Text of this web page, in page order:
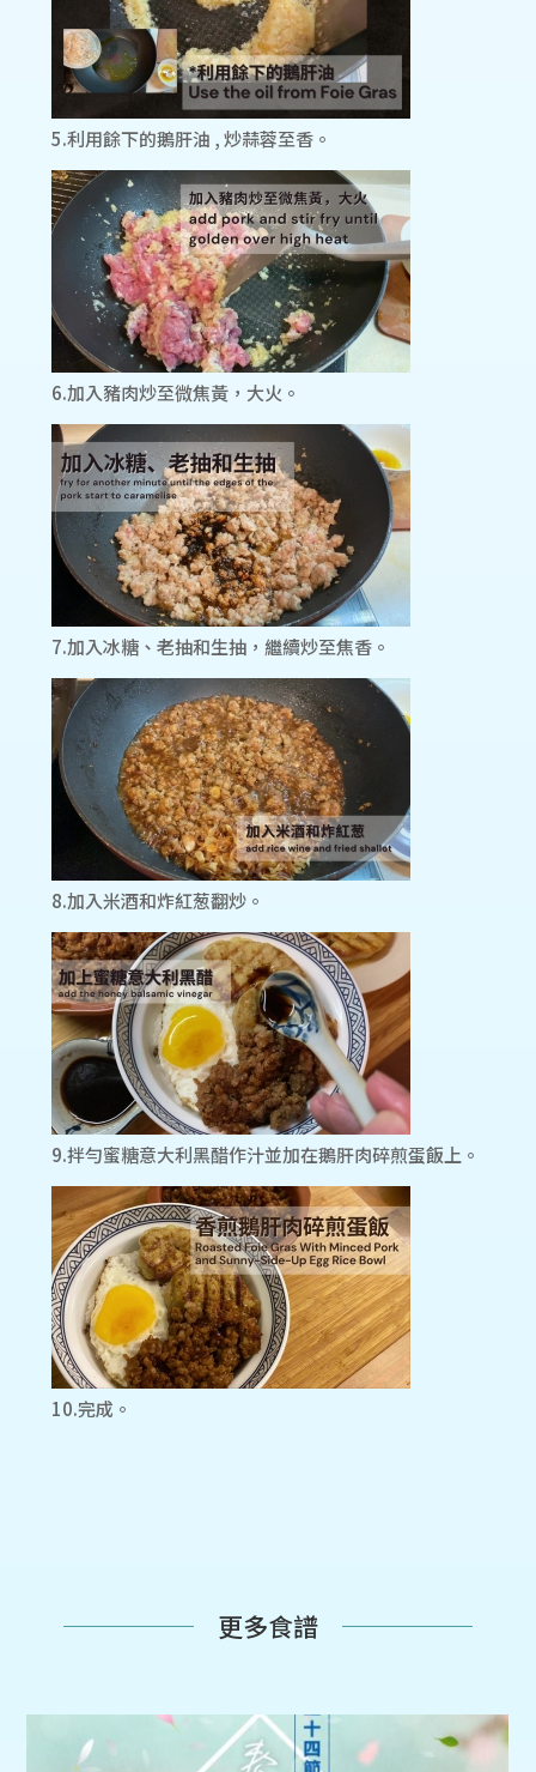
5.利用餘下的鵝肝油 , 炒蒜蓉至香。
6.加入豬肉炒至微焦黃，大火。
7.加入冰糖、老抽和生抽，繼續炒至焦香。
8.加入米酒和炸紅葱翻炒。
9.拌勻蜜糖意大利黑醋作汁並加在鵝肝肉碎煎蛋飯上。
10.完成。
更多食譜